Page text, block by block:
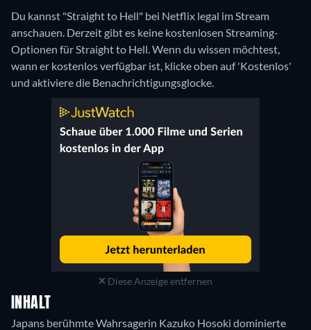
Du kannst "Straight to Hell" bei Netflix legal im Stream
anschauen. Derzeit gibt es keine kostenlosen Streaming-
Optionen für Straight to Hell. Wenn du wissen möchtest,
wann er kostenlos verfügbar ist, klicke oben auf 'Kostenlos'
und aktiviere die Benachrichtigungsglocke.
Diese Anzeige entfernen
INHALT
Japans berühmte Wahrsagerin Kazuko Hosoki dominierte